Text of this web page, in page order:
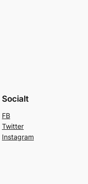
Socialt
FB
Twitter
Instagram